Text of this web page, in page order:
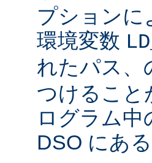
プションに
環境変数
れたパス、
つけること
ログラム
DSO にあ